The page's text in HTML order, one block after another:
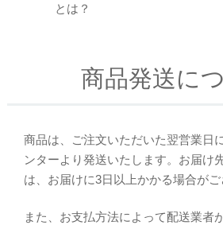
とは？
商品発送に
商品は、ご注文いただいた翌営業日
ンターより発送いたします。お届け
は、お届けに3日以上かかる場合がご
また、お支払方法によって配送業者